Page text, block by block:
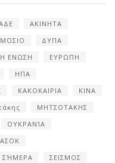
ΑΚΙΝΗΤΑ
ΔΥΠΑ
ΕΝΩΣΗ
ΕΥΡΩΠΗ
ΗΠΑ
ΚΑΚΟΚΑΙΡΙΑ
ΚΙΝΑ
ΜΗΤΣΟΤΑΚΗΣ
ΟΥΚΡΑΝΊΑ
ΣΉΜΕΡΑ
ΣΕΙΣΜΟΣ